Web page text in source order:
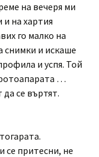
на вечеря ми
и на хартия
го малко на
снимки и искаше
и успя. Той
…
се въртят.
се притесни, не